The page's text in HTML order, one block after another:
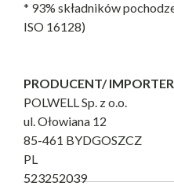
* 93% składników
ISO 16128)
PRODUCENT/
POLWELL Sp. z o.o.
ul. Ołowiana 12
85-461 BYDGOSZCZ
PL
523252039